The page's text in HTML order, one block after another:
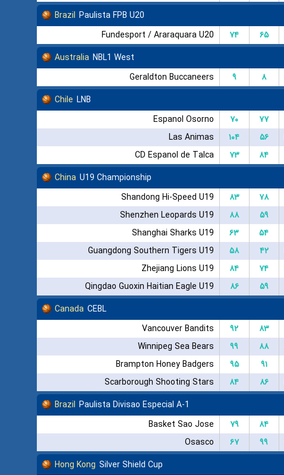
Brazil Paulista FPB U20
Fundesport / Araraquara U20
۷۴ ۶۵
Australia NBL1 West
Geraldton Buccaneers
۹ ۸
Chile LNB
Espanol Osorno
۷۰ ۷۷
Las Animas
۱۰۴ ۵۶
CD Espanol de Talca
۷۳ ۸۴
China U19 Championship
Shandong Hi-Speed U19
۸۳ ۷۸
Shenzhen Leopards U19
۸۸ ۵۹
Shanghai Sharks U19
۶۳ ۵۴
Guangdong Southern Tigers U19
۵۸ ۴۲
Zhejiang Lions U19
۸۴ ۷۴
Qingdao Guoxin Haitian Eagle U19
۸۶ ۵۹
Canada CEBL
Vancouver Bandits
۹۲ ۸۳
Winnipeg Sea Bears
۹۹ ۸۸
Brampton Honey Badgers
۹۵ ۹۱
Scarborough Shooting Stars
۸۴ ۸۶
Brazil Paulista Divisao Especial A-1
Basket Sao Jose
۷۹ ۸۴
Osasco
۶۷ ۹۹
Hong Kong Silver Shield Cup